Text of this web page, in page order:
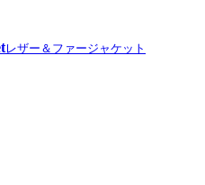
レザー＆ファージャケット